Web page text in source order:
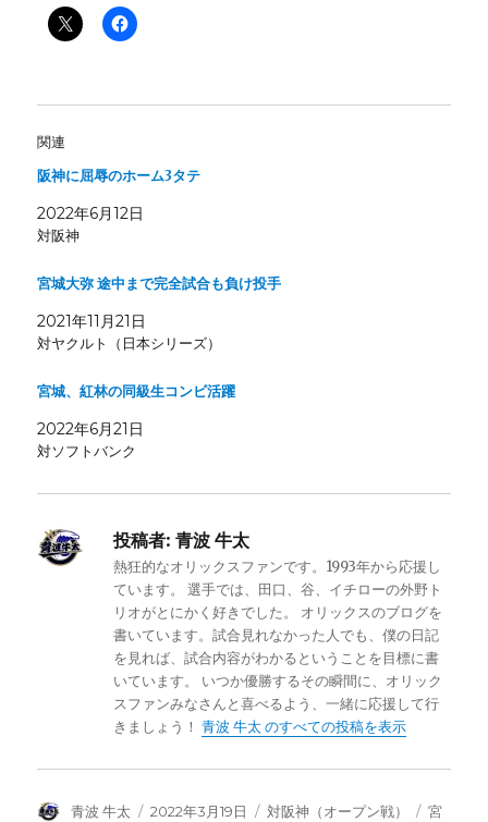
関連
阪神に屈辱のホーム3タテ
2022年6月12日
対阪神
宮城大弥 途中まで完全試合も負け投手
2021年11月21日
対ヤクルト（日本シリーズ）
宮城、紅林の同級生コンビ活躍
2022年6月21日
対ソフトバンク
投稿者: 青波 牛太
熱狂的なオリックスファンです。1993年から応援し
ています。 選手では、田口、谷、イチローの外野ト
リオがとにかく好きでした。 オリックスのブログを
書いています。試合見れなかった人でも、僕の日記
を見れば、試合内容がわかるということを目標に書
いています。 いつか優勝するその瞬間に、オリック
スファンみなさんと喜べるよう、一緒に応援して行
きましょう！青波 牛太 のすべての投稿を表示
投
青波 牛太
投
2022年3月19日
カ
対阪神（オープン戦）
タ
宮